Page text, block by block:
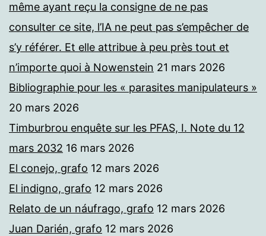
même ayant reçu la consigne de ne pas
consulter ce site, l’IA ne peut pas s’empêcher de
s’y référer. Et elle attribue à peu près tout et
n’importe quoi à Nowenstein 21 mars 2026
Bibliographie pour les « parasites manipulateurs »
20 mars 2026
Timburbrou enquête sur les PFAS, I. Note du 12
mars 2032 16 mars 2026
El conejo, grafo 12 mars 2026
El indigno, grafo 12 mars 2026
Relato de un náufrago, grafo 12 mars 2026
Juan Darién, grafo 12 mars 2026